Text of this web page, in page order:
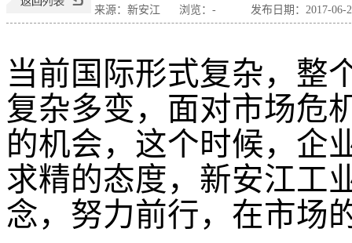
来源：新安江 浏览： - 发布日期：2017-06-
当前国际形式复杂，整
复杂多变，面对市场危
的机会，这个时候，企
求精的态度，新安江工
念，努力前行，在市场